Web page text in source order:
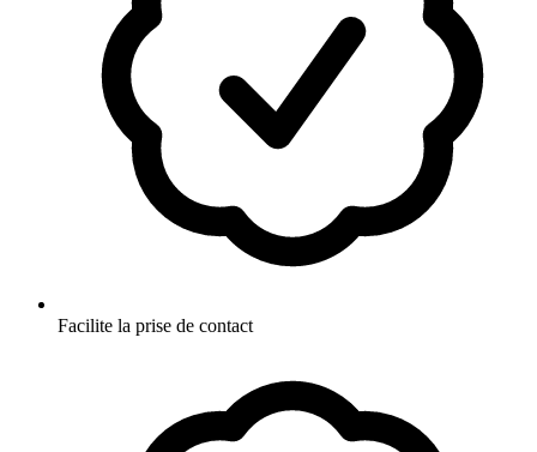
Facilite la prise de contact